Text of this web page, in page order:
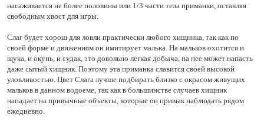
насаживается не более половины или 1/3 части тела приманки, оставляя
свободным хвост для игры.
Слаг будет хорош для ловли практически любого хищника, так как по
своей форме и движениям он имитирует малька. На мальков охотится и
щука, и окунь, и судак, это довольно легкая добыча, на нее может напасть
даже сытый хищник. Поэтому эта приманка славится своей высокой
уловливостью. Цвет Слага лучше подбирать близко с окрасом живущих
мальков в данном водоеме, так как в большинстве случаев хищник
нападает на привычные объекты, которые он привык наблюдать рядом
ежедневно.